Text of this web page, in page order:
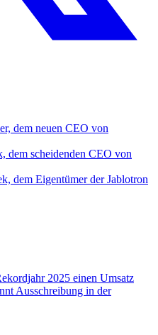
dem neuen CEO von
dem scheidenden CEO von
dem Eigentümer der Jablotron